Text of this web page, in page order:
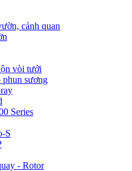
cảnh quan
vòi tưới
phun sương
Series
S
- Rotor